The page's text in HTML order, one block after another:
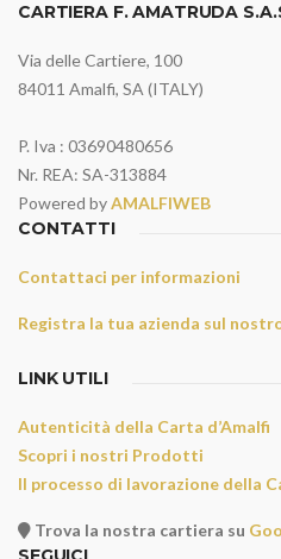
CARTIERA F. AMATRUDA
Via delle Cartiere, 100
84011 Amalfi, SA (ITALY)
P. Iva : 03690480656
Nr. REA: SA-313884
Powered byAMALFIWEB
CONTATTI
Contattaci per informazioni
Registra la tua azienda sul
LINK UTILI
Autenticità della Carta d’Amalfi
Scopri i nostri Prodotti
Il processo di lavorazione della
Trova la nostra cartiera su